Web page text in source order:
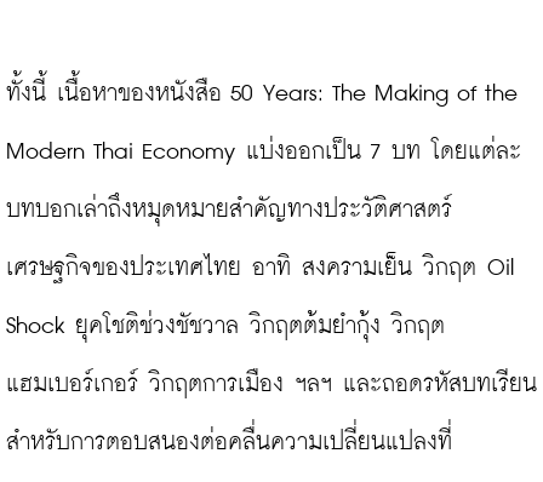
ทั้งนี้ เนื้อหาของหนังสือ 50 Years: The Making of the
Modern Thai Economy แบ่งออกเป็น 7 บท โดยแต่ละ
บทบอกเล่าถึงหมุดหมายสำคัญทางประวัติศาสตร์
เศรษฐกิจของประเทศไทย อาทิ สงครามเย็น วิกฤต Oil
Shock ยุคโชติช่วงชัชวาล วิกฤตต้มยำกุ้ง วิกฤต
แฮมเบอร์เกอร์ วิกฤตการเมือง ฯลฯ และถอดรหัสบทเรียน
สำหรับการตอบสนองต่อคลื่นความเปลี่ยนแปลงที่